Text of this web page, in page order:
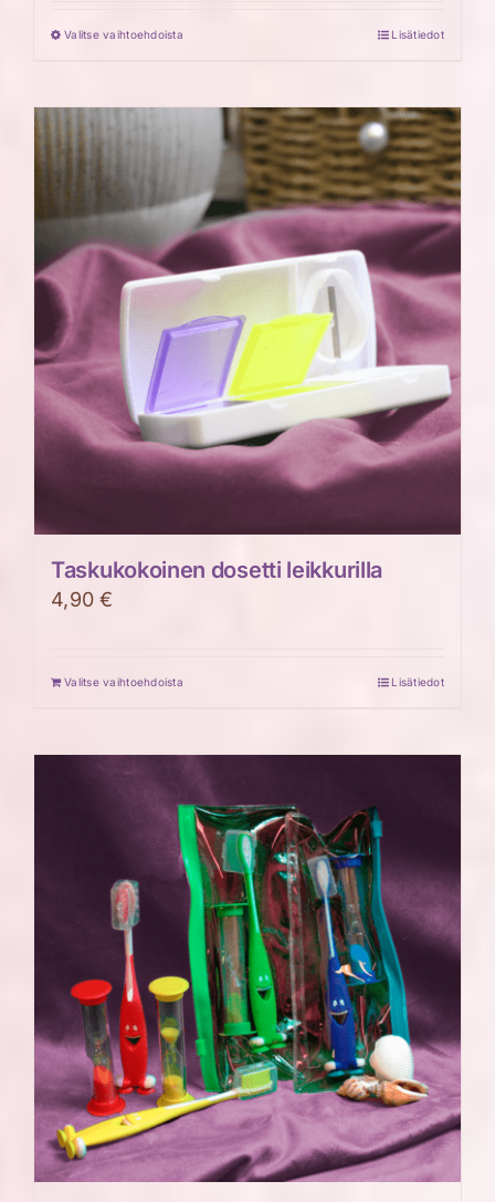
Valitse vaihtoehdoistaTällä
on
useampi
muunnelma.
Voit
tehdä
valinnat
tuotteen
sivulla.
Lisätiedot
Taskukokoinen dosetti leikkurilla
4,90€
Valitse vaihtoehdoista Lisätiedot